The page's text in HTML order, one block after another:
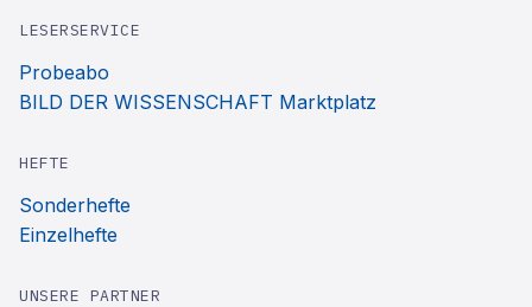
LESERSERVICE
Probeabo
BILD DER WISSENSCHAFT Marktplatz
HEFTE
Sonderhefte
Einzelhefte
UNSERE PARTNER